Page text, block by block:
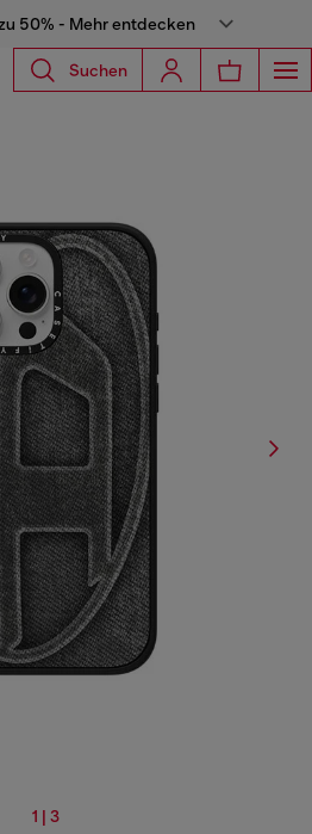
50% - Mehr entdecken
Suchen
1 | 3